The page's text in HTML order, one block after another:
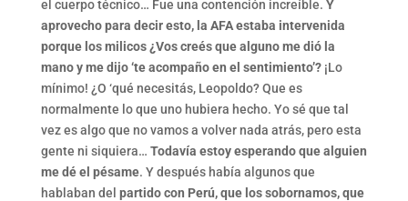
el cuerpo técnico… Fue una contención increíble. Y
aprovecho para decir esto, la AFA estaba intervenida
porque los milicos ¿Vos creés que alguno me dió la
mano y me dijo ‘te acompaño en el sentimiento’?¡Lo
mínimo! ¿O ‘qué necesitás, Leopoldo? Que es
normalmente lo que uno hubiera hecho. Yo sé que tal
vez es algo que no vamos a volver nada atrás, pero esta
gente ni siquiera… Todavía estoy esperando que alguien
me dé el pésame. Y después había algunos que
hablaban del partido con Perú, que los sobornamos, que